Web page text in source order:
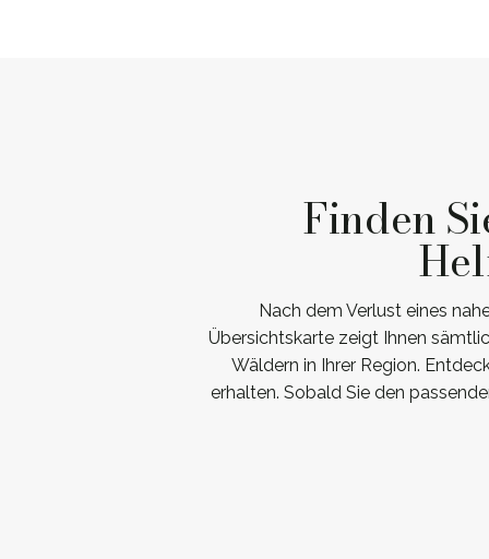
Finden
Nach dem Verlust eines
Übersichtskarte zeigt Ihnen
Wäldern in Ihrer Region.
erhalten. Sobald Sie den